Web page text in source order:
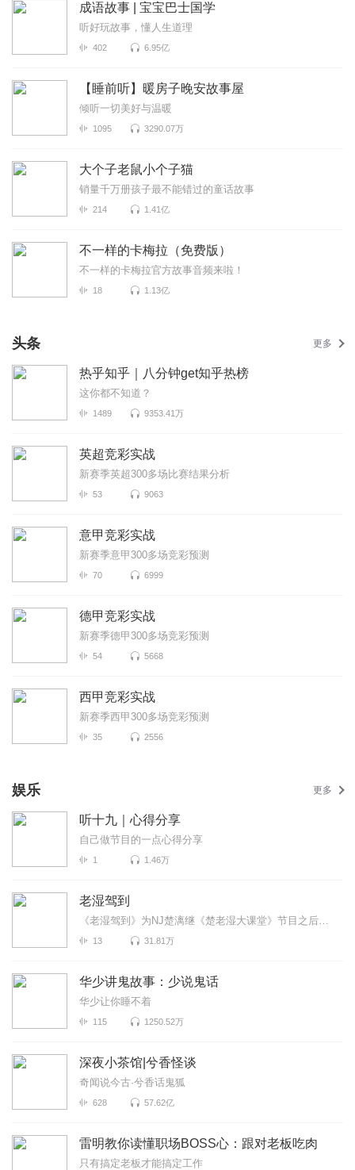
成语故事 | 宝宝巴士国学
听好玩故事，懂人生道理
402 6.95亿
【睡前听】暖房子晚安故事屋
倾听一切美好与温暖
1095 3290.07万
大个子老鼠小个子猫
销量千万册孩子最不能错过的童话故事
214 1.41亿
不一样的卡梅拉（免费版）
不一样的卡梅拉官方故事音频来啦！
18 1.13亿
头条 更多
热乎知乎｜八分钟get知乎热榜
这你都不知道？
1489 9353.41万
英超竞彩实战
新赛季英超300多场比赛结果分析
53 9063
意甲竞彩实战
新赛季意甲300多场竞彩预测
70 6999
德甲竞彩实战
新赛季德甲300多场竞彩预测
54 5668
西甲竞彩实战
新赛季西甲300多场竞彩预测
35 2556
娱乐 更多
听十九｜心得分享
自己做节目的一点心得分享
1 1.46万
老湿驾到
《老湿驾到》为NJ楚漓继《楚老湿大课堂》节目之后一档全新的栏目，在保持原有搞笑娱乐犀利大胆风格的基...
13 31.81万
华少讲鬼故事：少说鬼话
华少让你睡不着
115 1250.52万
深夜小茶馆|兮香怪谈
奇闻说今古·兮香话鬼狐
628 57.62亿
雷明教你读懂职场BOSS心：跟对老板吃肉
只有搞定老板才能搞定工作